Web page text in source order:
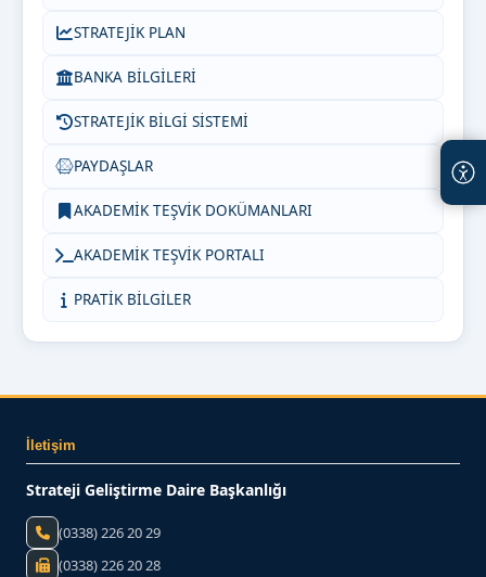
STRATEJİK PLAN
BANKA BİLGİLERİ
STRATEJİK BİLGİ SİSTEMİ
PAYDAŞLAR
AKADEMİK TEŞVİK DOKÜMANLARI
AKADEMİK TEŞVİK PORTALI
PRATİK BİLGİLER
İletişim
Strateji Geliştirme Daire Başkanlığı
(0338) 226 20 29
(0338) 226 20 28